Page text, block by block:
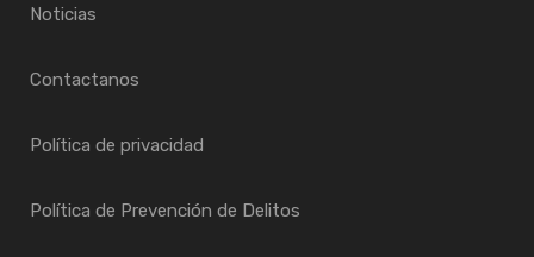
Noticias
Contactanos
Política de privacidad
Política de Prevención de Delitos